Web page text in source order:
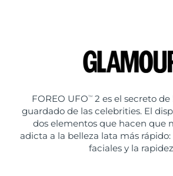
FOREO UFO TM
2 es el secreto
guardado de las celebrities. El
dos elementos que hacen que
adicta a la belleza lata más
faciales y la